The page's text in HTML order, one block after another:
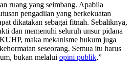
ruang yang seimbang. Apabila
pengadilan yang berkekuatan
dikatakan sebagai fitnah. Sebaliknya,
dan memenuhi seluruh unsur pidana
maka mekanisme hukum juga
seseorang. Semua itu harus
bukan melalui opini publik,”